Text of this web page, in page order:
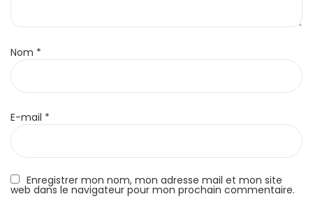
Enregistrer mon nom, mon adresse mail et mon site
web dans le navigateur pour mon prochain commentaire.
Nom *
E-mail *